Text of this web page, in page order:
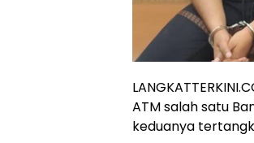
ATM salah satu
keduanya